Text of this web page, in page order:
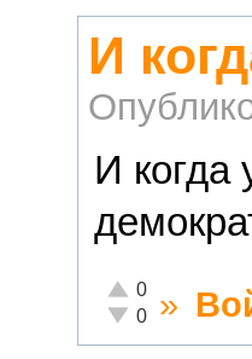
И
И когда
Отлично!
0
Неадекватно!
0 »